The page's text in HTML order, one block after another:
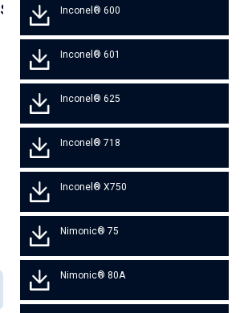
Inconel® 600
Inconel® 601
Inconel® 625
Inconel® 718
Inconel® X750
Nimonic® 75
Nimonic® 80A
to toast its
birthday at
Strengthening
Aerospace
Connections
at
Farnborough
Details